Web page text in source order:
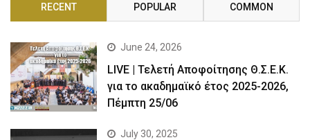
RECENT POPULAR COMMON
June 24, 2026
LIVE | Τελετή Αποφοίτησης Θ.Σ.Ε.Κ.
για το ακαδημαϊκό έτος 2025-2026,
Πέμπτη 25/06
July 30, 2025